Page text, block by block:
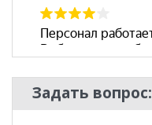
Задать вопрос: